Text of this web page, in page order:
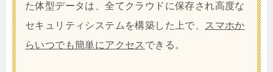
た体型データは、全てクラウドに保存され高度な
セキュリティシステムを構築した上で、
スマホか
らいつでも簡単にアクセス できる。